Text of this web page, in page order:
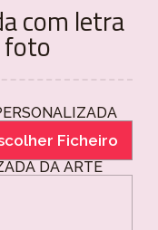
com letra
foto
Ficheiro
DA ARTE